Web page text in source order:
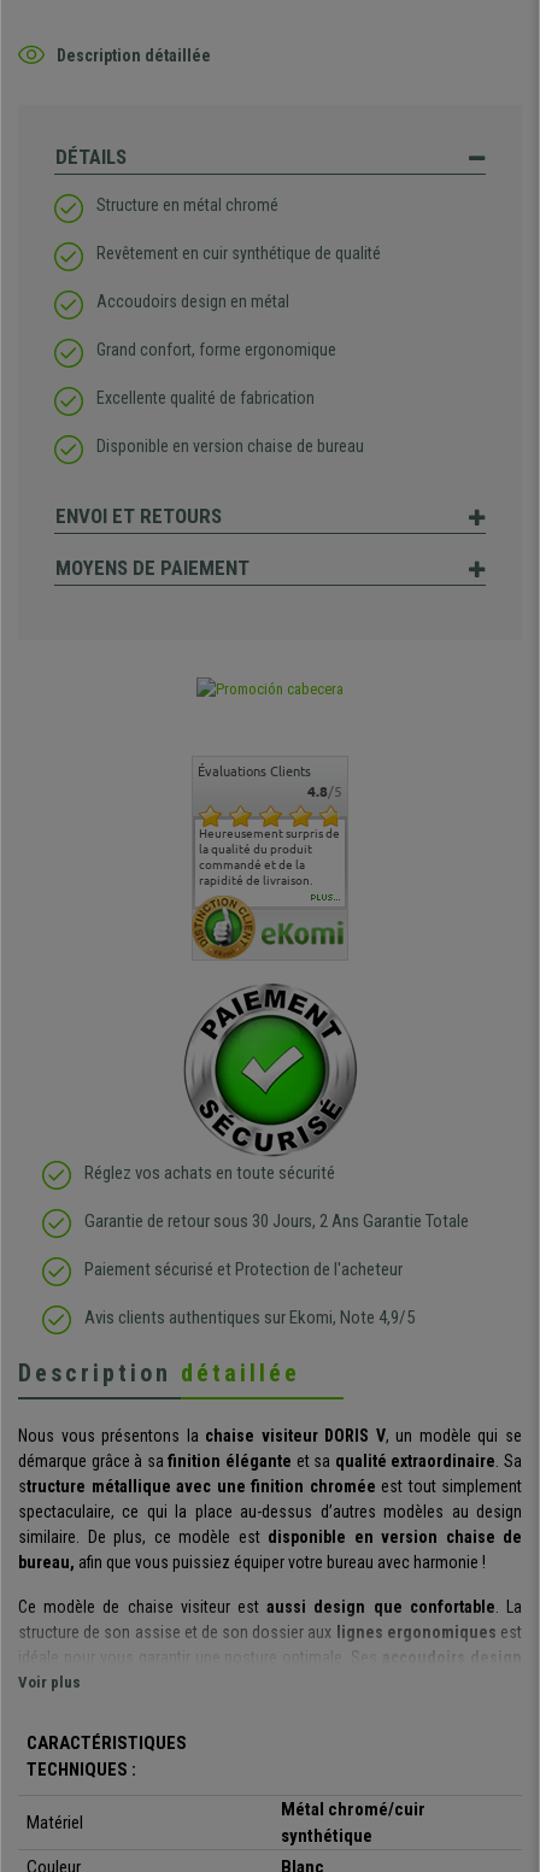
Description détaillée
DÉTAILS
Structure en métal chromé
Revêtement en cuir synthétique de qualité
Accoudoirs design en métal
Grand confort, forme ergonomique
Excellente qualité de fabrication
Disponible en version chaise de bureau
ENVOI ET RETOURS
MOYENS DE PAIEMENT
Évaluations Clients
4.8/5
Heureusement surpris de
la qualité du produit
commandé et de la
rapidité de livraison.
de l'aménagement et ne
regrette pas mon achat.
PLUS...
Réglez vos achats en toute sécurité
Garantie de retour sous 30 Jours, 2 Ans Garantie Totale
Paiement sécurisé et Protection de l'acheteur
Avis clients authentiques sur Ekomi, Note 4,9/5
Description détaillée
Nous vous présentons la chaise visiteur DORIS V, un modèle qui se
démarque grâce à safinition élégante et sa qualité extraordinaire. Sa
structure métallique avec une finition chromée est tout simplement
spectaculaire, ce qui la place au-dessus d’autres modèles au design
similaire. De plus, ce modèle est disponible en version chaise de
bureau, afin que vous puissiez équiper votre bureau avec harmonie !
Ce modèle de chaise visiteur est aussi design que confortable. La
structure de son assise et de son dossier aux lignes ergonomiques est
idéale pour vous garantir une posture optimale. Ses
accoudoirs design
ajoutent un plus en termes de
Sastructure en métal chromé
effet unetouche d'élégance et de sophistication
meubler un bureau, une salle de réunion
conférence. La
soliditésont également des facteurs à
Voir plus
CARACTÉRISTIQUES
TECHNIQUES :
Matériel
Métal chromé/cuir
synthétique
Couleur
Blanc